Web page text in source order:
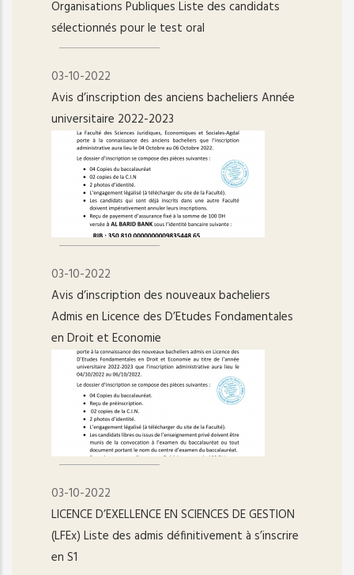
Organisations Publiques Liste des candidats
sélectionnés pour le test oral
03-10-2022
Avis d’inscription des anciens bacheliers Année
universitaire 2022-2023
03-10-2022
Avis d’inscription des nouveaux bacheliers
Admis en Licence des D’Etudes Fondamentales
en Droit et Economie
03-10-2022
LICENCE D’EXELLENCE EN SCIENCES DE GESTION
(LFEx) Liste des admis définitivement à s’inscrire
en S1